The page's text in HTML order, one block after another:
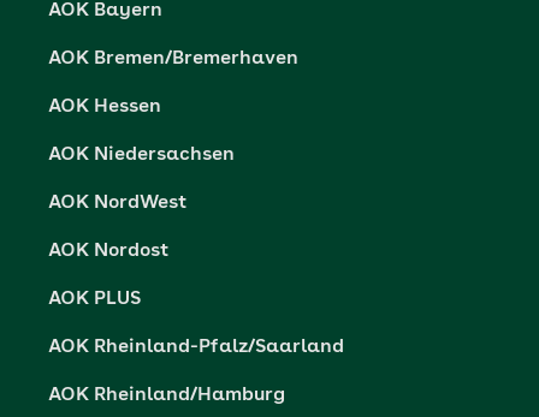
Barrierefreiheit
Barriere melden
AOK Bayern
AOK Bremen/Bremerhaven
AOK Hessen
AOK Niedersachsen
AOK NordWest
AOK Nordost
AOK PLUS
AOK Rheinland-Pfalz/Saarland
AOK Rheinland/Hamburg